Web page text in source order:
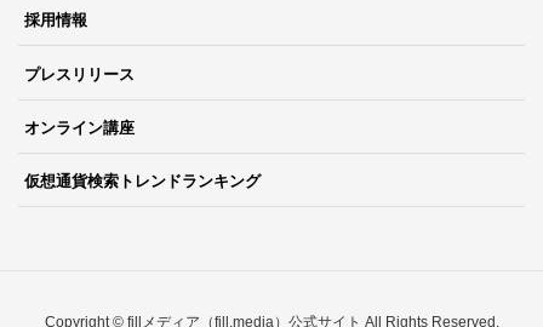
採用情報
プレスリリース
オンライン講座
仮想通貨検索トレンドランキング
Copyright © fillメディア（fill.media）公式サイト All Rights Reserved.